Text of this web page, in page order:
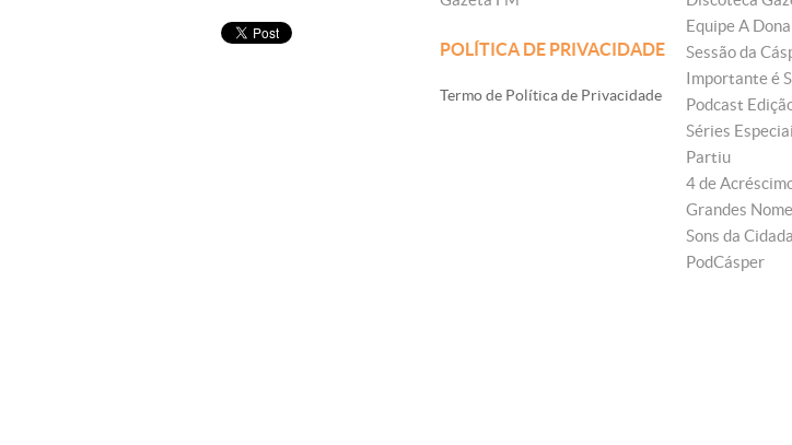
POLÍTICA DE PRIVACIDADE
Termo de Política de Privacidade
Equipe A
Sessão da
Importante é
Podcast
Séries
Partiu
4 de
Grandes
Sons da
PodCásper